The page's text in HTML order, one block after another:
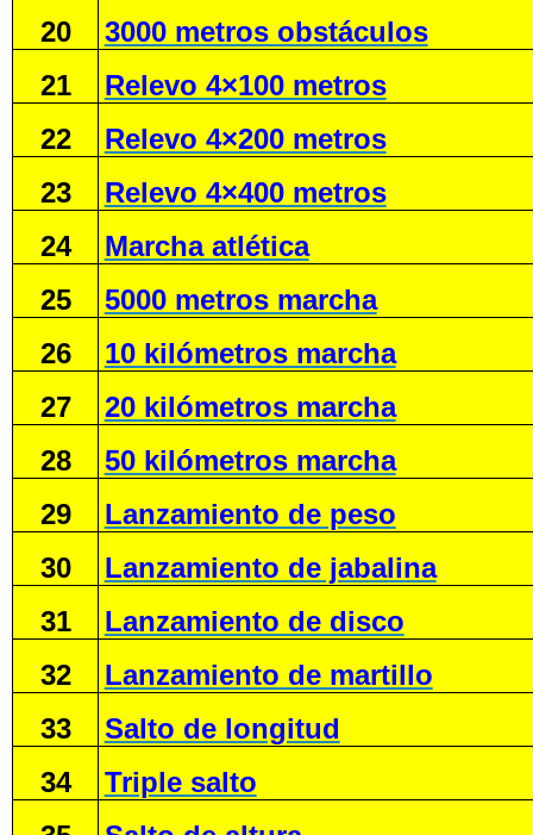
20
3000 metros obstáculos
21
Relevo 4×100 metros
22
Relevo 4×200 metros
23
Relevo 4×400 metros
24
Marcha atlética
25
5000 metros marcha
26
10 kilómetros marcha
27
20 kilómetros marcha
28
50 kilómetros marcha
29
Lanzamiento de peso
30
Lanzamiento de jabalina
31
Lanzamiento de disco
32
Lanzamiento de martillo
33
Salto de longitud
34
Triple salto